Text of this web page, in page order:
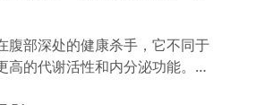
腹部深处的健康杀手，它不同于
高的代谢活性和内分泌功能。本